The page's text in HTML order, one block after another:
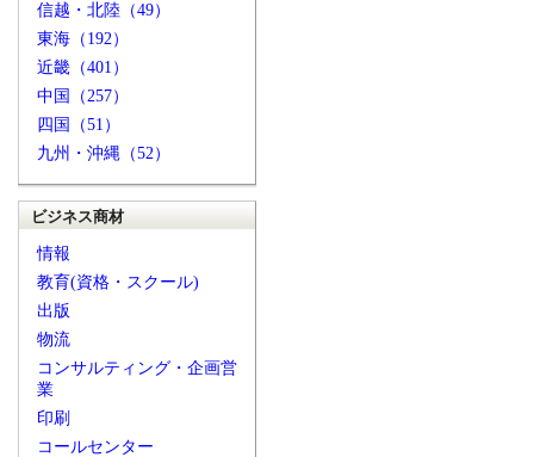
信越・北陸（49）
東海（192）
近畿（401）
中国（257）
四国（51）
九州・沖縄（52）
ビジネス商材
情報
教育(資格・スクール)
出版
物流
コンサルティング・企画営
業
印刷
コールセンター